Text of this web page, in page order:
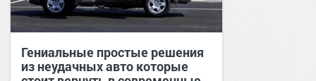
Гениальные простые решения
из неудачных авто которые